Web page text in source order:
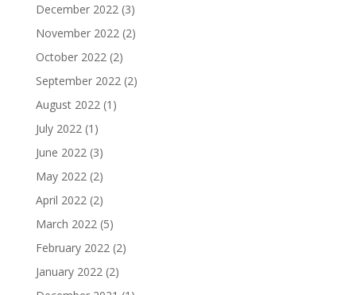
December 2022 (3)
November 2022 (2)
October 2022 (2)
September 2022 (2)
August 2022 (1)
July 2022 (1)
June 2022 (3)
May 2022 (2)
April 2022 (2)
March 2022 (5)
February 2022 (2)
January 2022 (2)